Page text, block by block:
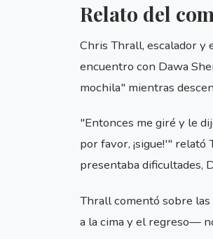
Relato del
Chris Thrall, escalador y
encuentro con Dawa
mochila" mientras
"Entonces me giré y le
por favor, ¡sigue!'"
presentaba dificultades,
Thrall comentó sobre
a la cima y el regreso—